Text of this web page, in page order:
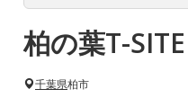
柏の葉T-SITE
千葉県柏市